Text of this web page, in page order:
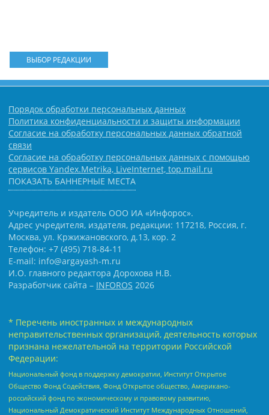
ВЫБОР РЕДАКЦИИ
Порядок обработки персональных данных
Политика конфиденциальности и защиты информации
Согласие на обработку персональных данных обратной
связи
Согласие на обработку персональных данных с помощью
сервисов Yandex.Metrika, LiveInternet, top.mail.ru
ПОКАЗАТЬ БАННЕРНЫЕ МЕСТА
Учредитель и издатель ООО ИА «Инфорос».
Адрес учредителя, издателя, редакции: 117218, Россия, г.
Москва, ул. Кржижановского, д.13, кор. 2
Телефон: +7 (495) 718-84-11
E-mail: info@argayash-m.ru
И.О. главного редактора Дорохова Н.В.
Разработчик сайта – INFOROS 2026
* Перечень иностранных и международных
неправительственных организаций, деятельность которых
признана нежелательной на территории Российской
Федерации:
Национальный фонд в поддержку демократии, Институт Открытое
Общество Фонд Содействия, Фонд Открытое общество, Американо-
российский фонд по экономическому и правовому развитию,
Национальный Демократический Институт Международных Отношений,